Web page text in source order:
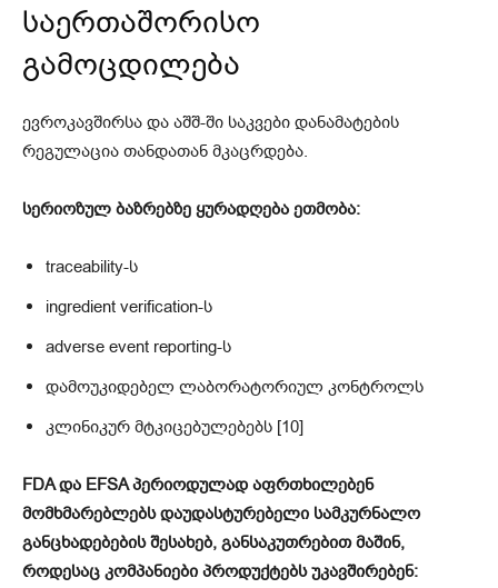
საერთაშორისო
გამოცდილება
ევროკავშირსა და აშშ-ში საკვები დანამატების
რეგულაცია თანდათან მკაცრდება.
სერიოზულ ბაზრებზე ყურადღება ეთმობა:
traceability-ს
ingredient verification-ს
adverse event reporting-ს
დამოუკიდებელ ლაბორატორიულ კონტროლს
კლინიკურ მტკიცებულებებს [10]
FDA და EFSA პერიოდულად აფრთხილებენ
მომხმარებლებს დაუდასტურებელი სამკურნალო
განცხადებების შესახებ, განსაკუთრებით მაშინ,
როდესაც კომპანიები პროდუქტებს უკავშირებენ: